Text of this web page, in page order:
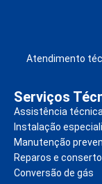
Atendimento
Serviços
Assistência técnica
Instalação
Manutenção
Reparos e
Conversão de gás